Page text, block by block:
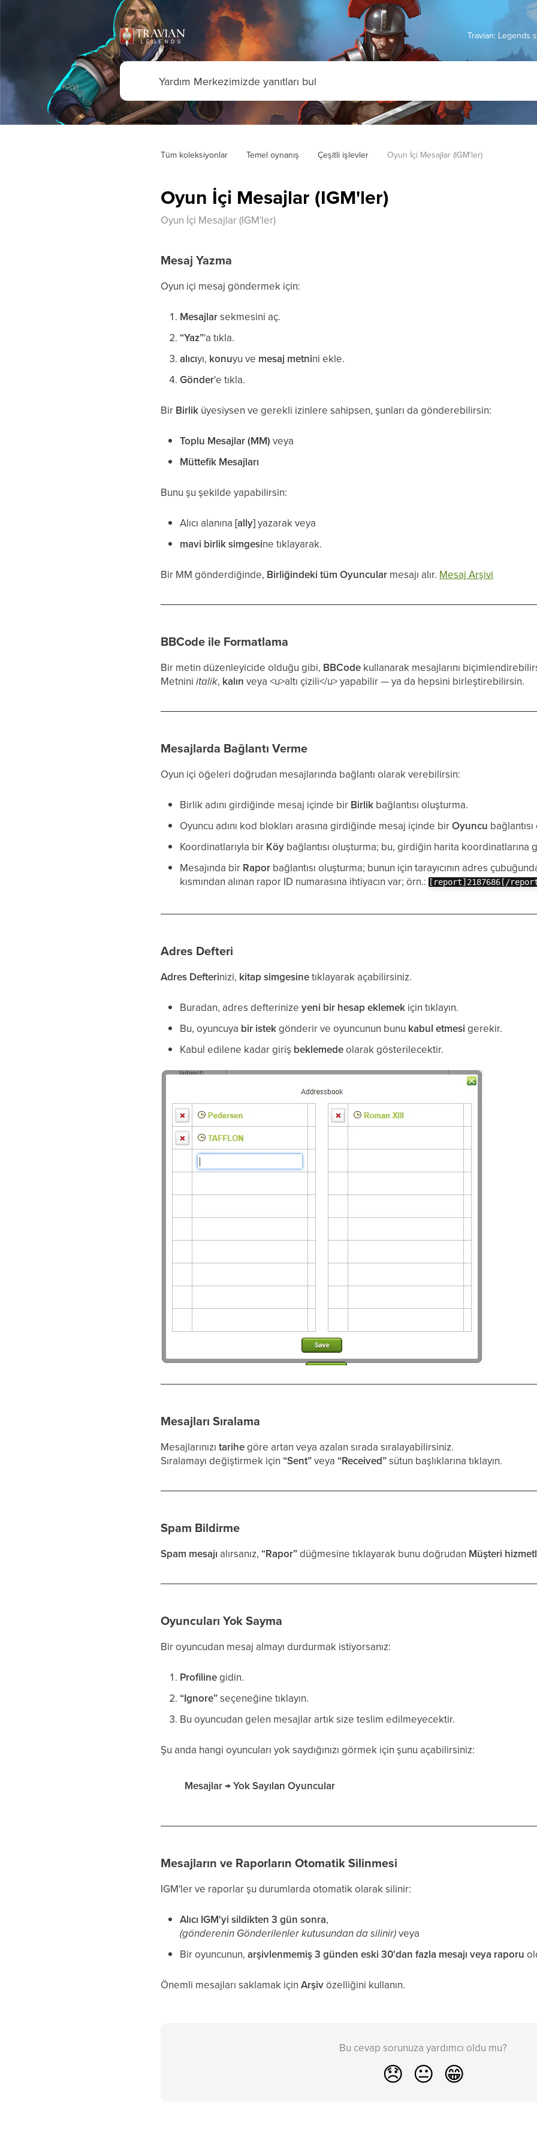
Travian: Legends
Tüm koleksiyonlar Temel oynanış Çeşitli işlevler Oyun İçi Mesajlar (IGM'ler)
Oyun İçi Mesajlar (IGM'ler)
Oyun İçi Mesajlar (IGM'ler)
Mesaj Yazma
Oyun içi mesaj göndermek için:
Mesajlarsekmesini aç.
“Yaz”'a tıkla.
alıcıyı, konuyu ve mesaj metnini ekle.
Gönder'e tıkla.
Bir Birlik üyesiysen ve gerekli izinlere sahipsen, şunları da gönderebilirsin:
Toplu Mesajlar (MM) veya
Müttefik Mesajları
Bunu şu şekilde yapabilirsin:
Alıcı alanına[ally]yazarak veya
mavi birlik simgesine tıklayarak.
Bir MM gönderdiğinde, Birliğindeki tüm Oyuncular mesajı alır. Mesaj Arşivi
BBCode ile Formatlama
Bir metin düzenleyicide olduğu gibi, BBCode kullanarak mesajlarını
Metniniitalik, kalın veya <u>altı çizili</u> yapabilir — ya da hepsini birleştirebilirsin.
Mesajlarda Bağlantı Verme
Oyun içi öğeleri doğrudan mesajlarında bağlantı olarak verebilirsin:
Birlik adını girdiğinde mesaj içinde bir Birlik bağlantısı oluşturma.
Oyuncu adını kod blokları arasına girdiğinde mesaj içinde birOyuncu
Koordinatlarıyla bir Köy bağlantısı oluşturma; bu, girdiğin harita koordinatlarına
Mesajında bir Rapor bağlantısı oluşturma; bunun için tarayıcının adres
kısmından alınan rapor ID numarasına ihtiyacın var; örn.: [report]2187686[/
Adres Defteri
Adres Defterinizi, kitap simgesinetıklayarak açabilirsiniz.
Buradan, adres defterinizeyeni bir hesap eklemek için tıklayın.
Bu, oyuncuya bir istekgönderir ve oyuncunun bunu kabul etmesi gerekir.
Kabul edilene kadar giriş beklemedeolarak gösterilecektir.
Mesajları Sıralama
Mesajlarınızıtarihegöre artan veya azalan sırada sıralayabilirsiniz.
Sıralamayı değiştirmek için“Sent”veya“Received”sütun başlıklarına tıklayın.
Spam Bildirme
Spam mesajı alırsanız,“Rapor”düğmesine tıklayarak bunu doğrudan Müşteri
Oyuncuları Yok Sayma
Bir oyuncudan mesaj almayı durdurmak istiyorsanız:
Profilinegidin.
“Ignore”seçeneğine tıklayın.
Bu oyuncudan gelen mesajlar artık size teslim edilmeyecektir.
Şu anda hangi oyuncuları yok saydığınızı görmek için şunu açabilirsiniz:
Mesajlar → Yok Sayılan Oyuncular
Mesajların ve Raporların Otomatik Silinmesi
IGM'ler ve raporlar şu durumlarda otomatik olarak silinir:
Alıcı IGM'yi sildikten 3 gün sonra,
(gönderenin Gönderilenler kutusundan da silinir)veya
Bir oyuncunun,arşivlenmemiş3 günden eski 30'dan fazla mesajı veya raporu
Önemli mesajları saklamak içinArşivözelliğini kullanın.
Bu cevap sorunuza yardımcı oldu mu?
😞 😐 😁